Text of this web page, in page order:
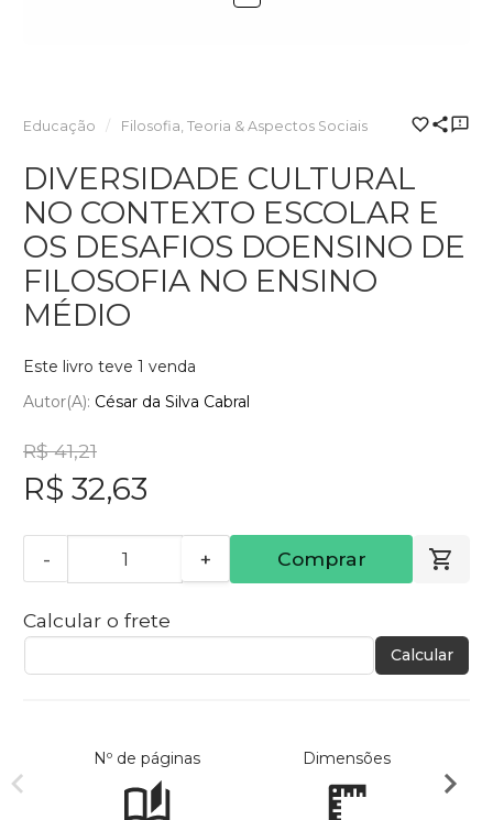
Educação Filosofia, Teoria & Aspectos Sociais
DIVERSIDADE CULTURAL
NO CONTEXTO ESCOLAR E
OS DESAFIOS DOENSINO DE
FILOSOFIA NO ENSINO
MÉDIO
Este livro teve 1 venda
Autor(a): César da Silva Cabral
R$ 41,21
R$ 32,63
- + Comprar
Calcular o frete
Calcular
Nº de páginas Dimensões